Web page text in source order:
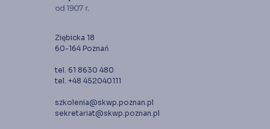
Ziębicka 18
60-164 Poznań
tel. 61 8630 480
tel. +48 452040111
szkolenia@skwp.poznan.pl
sekretariat@skwp.poznan.pl